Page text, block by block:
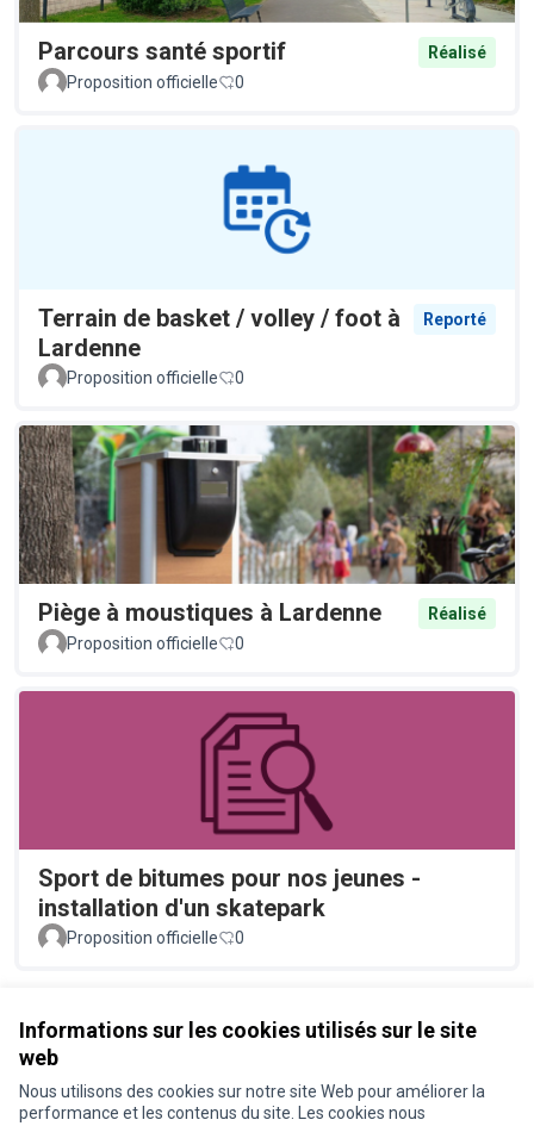
Informations sur les cookies utilisés sur le site
web
Nous utilisons des cookies sur notre site Web pour améliorer la
performance et les contenus du site. Les cookies nous
Parcours santé sportif
Réalisé
Proposition officielle
0
Terrain de basket / volley / foot à
Lardenne
Reporté
Proposition officielle 0
Piège à moustiques à Lardenne
Réalisé
Proposition officielle
0
Sport de bitumes pour nos jeunes -
installation d'un skatepark
Proposition officielle 0
Conditions d'utilisation
Paramètres des cookies